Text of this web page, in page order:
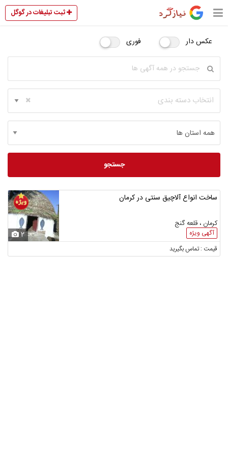
ثبت تبلیغات در گوگل
عکس دار فوری
انتخاب دسته بندی
جستجو
ساخت انواع آلاچیق سنتی در کرمان
کرمان ، قلعه گنج
آگهی ویژه 2
قیمت : تماس بگیرید